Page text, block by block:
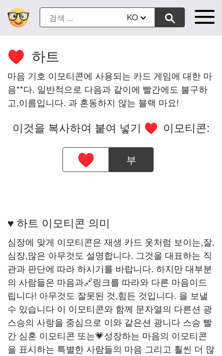
KO
♥️ 하트
마음 기호 이모티콘에 사용되는 카드 게임에 대한 마
음**다. 일반적으로 다음과 같이에 빨간에도 불구하
고,이름입니다. 과 혼동하지 않는 블랙 마요!
이것을 복사하여 붙여 넣기 ♥️ 이모티콘:
부
♥️ 하트 이모티콘 의미
심장에 맞게 이모티콘은 재생 카드 옷처럼 보이는,잘,
심장,많은 아무것도 설명합니다. 그것을 대표하는 직
관과 판단에 따라 하시기를 바랍니다. 하지만 대부분
의 사람들은 마음과🔗링크를 따라와 다른 마음이드
립니다! 아무것도 잘못된 것,힘든 것입니다. 을 보낼
수 있습니다 이 이모티콘와 함께 문자열의 다른션 광
스승의 사랑을 중심으로 이와 같은션 광니다 스승 빨
간 심혼 이모티콘 또는💗성장하는 마음의 이모티콘
을 표시하는 특별한 사람들의 마음 그리고 훨씬 더 많